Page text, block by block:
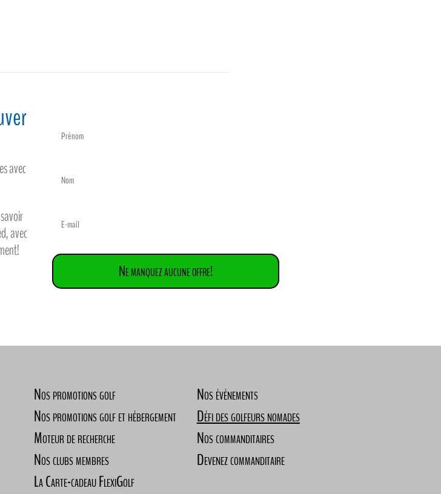
avec
avec
Ne manquez aucune offre!
Nos promotions golf
Nos promotions golf et hébergement
Moteur de recherche
Nos clubs membres
La Carte-cadeau FlexiGolf
Nos événements
Défi des golfeurs nomades
Nos commanditaires
Devenez commanditaire